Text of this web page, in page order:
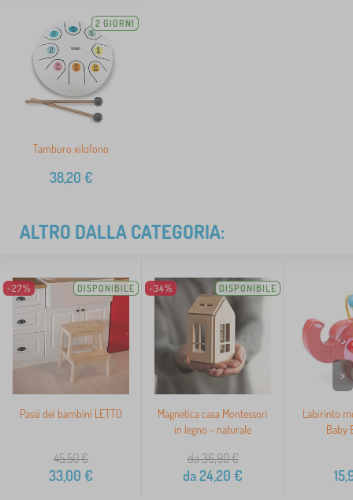
2 GIORNI
Tamburo xilofono
38,20 €
ALTRO DALLA CATEGORIA:
-27% DISPONIBILE
Passi dei bambini LETTO
45,50€
33,00 €
-34% DISPONIBILE
Magnetica casa Montessori
in legno - naturale
da 36,90€
da24,20 €
Labirinto
Baby
>